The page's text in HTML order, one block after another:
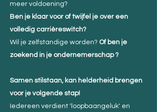
meer voldoening?
Ben je klaar voor of twijfel je over een
volledig carrièreswitch?
Wil je zelfstandige worden? Of ben je
zoekend in je ondernemerschap ?
Samen stilstaan, kan helderheid brengen
voor je volgende stap!
Iedereen verdient 'loopbaangeluk' en